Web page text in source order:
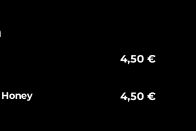
4,50 €
4,50 €